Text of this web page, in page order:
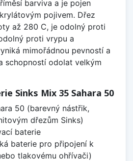
barviva a je pojen
pojivem. Dřez
až 280 C, je odolný proti
proti vrypu a
mimořádnou pevností a
schopností odolat velkým
Sinks Mix 35 Sahara 50
50 (barevný nástřik,
dřezům Sinks)
baterie
baterie pro připojení k
tlakovému ohřívači)